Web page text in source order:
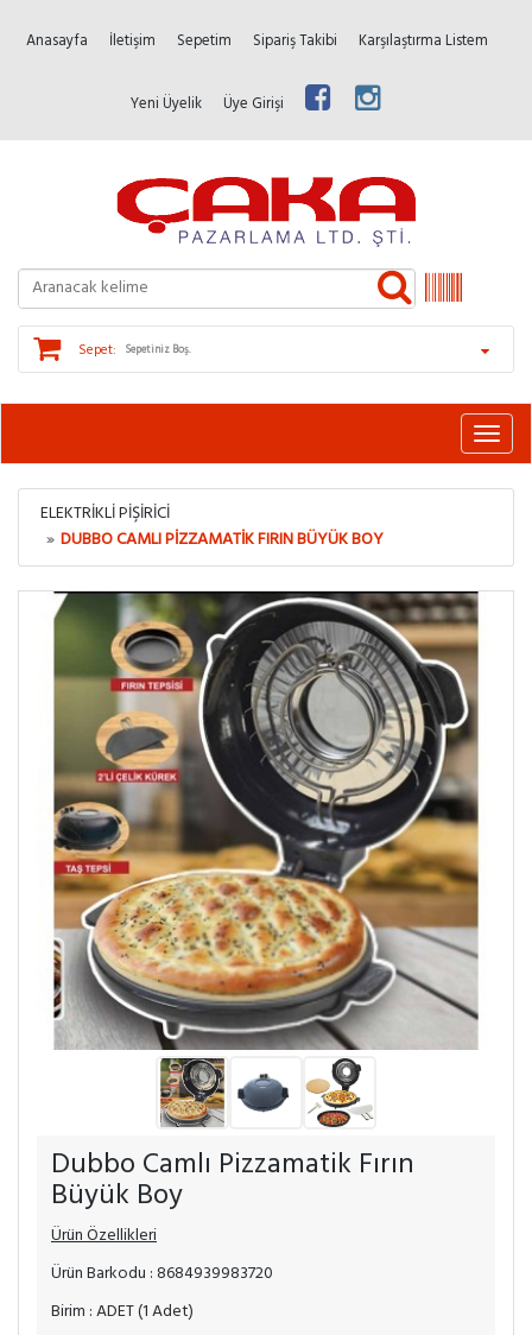
Anasayfa İletişim Sepetim Sipariş Takibi Karşılaştırma Listem
Yeni Üyelik Üye Girişi
Sepet: Sepetiniz Boş.
ELEKTRIKLI PIŞIRICI
DUBBO CAMLI PIZZAMATIK FIRIN BÜYÜK BOY
Dubbo Camlı Pizzamatik Fırın
Büyük Boy
Ürün Özellikleri
Ürün Barkodu : 8684939983720
Birim : ADET (1 Adet)